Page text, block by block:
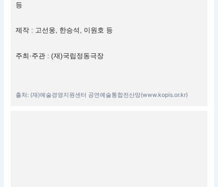
등
제작 : 고선웅, 한승석, 이원호 등
주최·주관 : (재)국립정동극장
출처: (재)예술경영지원센터 공연예술통합전산망(www.kopis.or.kr)